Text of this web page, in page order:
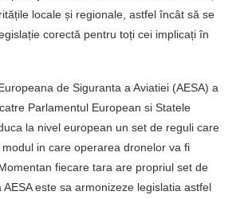
locale și regionale, astfel încât să se
corectă pentru toți cei implicați în
de Siguranta a Aviatiei (AESA) a
Parlamentul European si Statele
la nivel european un set de reguli care
in care operarea dronelor va fi
fiecare tara are propriul set de
AESA este sa armonizeze legislatia astfel